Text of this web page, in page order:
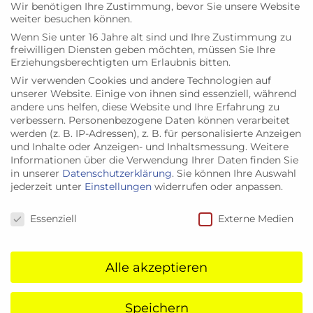
diese nach Belieben anpassen.
Multimediablöcke : Integriert Bilder,
Videos, Code-Schnipsel und vieles
mehr.
Embeds: Ihr könnt Inhalte von anderen
Websites oder Tools direkt einbetten,
sei es ein YouTube-Video oder ein
Google Doc.
Datenbanken – das
Herzstück von Notion
Notions Datenbankfunktion ermöglicht eine
Vielzahl von Anwendungen:
Wir benötigen Ihre Zustimmung, bevor Sie unsere Website
weiter besuchen können.
Wenn Sie unter 16 Jahre alt sind und Ihre Zustimmung zu
freiwilligen Diensten geben möchten, müssen Sie Ihre
Erziehungsberechtigten um Erlaubnis bitten.
Wir verwenden Cookies und andere Technologien auf
unserer Website. Einige von ihnen sind essenziell, während
andere uns helfen, diese Website und Ihre Erfahrung zu
verbessern. Personenbezogene Daten können verarbeitet
werden (z. B. IP-Adressen), z. B. für personalisierte Anzeigen
und Inhalte oder Anzeigen- und Inhaltsmessung. Weitere
Informationen über die Verwendung Ihrer Daten finden Sie
in unserer Datenschutzerklärung. Sie können Ihre Auswahl
jederzeit unter Einstellungen widerrufen oder anpassen.
Essenziell Externe Medien
Alle akzeptieren
Speichern